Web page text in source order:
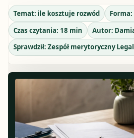
Temat: ile kosztuje rozwód Forma:
Czas czytania: 18 min Autor:
Sprawdził: Zespół merytoryczny